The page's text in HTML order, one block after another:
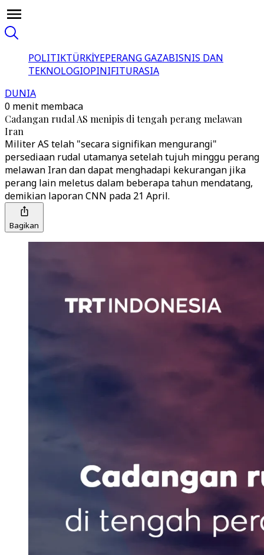
POLITIKTÜRKİYEPERANG GAZABISNIS DAN
TEKNOLOGIOPINIFITURASIA
DUNIA
0 menit membaca
Cadangan rudal AS menipis di tengah perang melawan
Iran
Militer AS telah "secara signifikan mengurangi"
persediaan rudal utamanya setelah tujuh minggu perang
melawan Iran dan dapat menghadapi kekurangan jika
perang lain meletus dalam beberapa tahun mendatang,
demikian laporan CNN pada 21 April.
Bagikan